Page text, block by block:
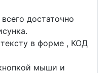
достаточно
в форме , КОД
мыши и